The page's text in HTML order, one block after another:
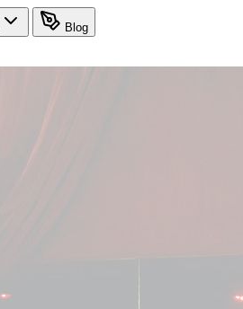
Blog